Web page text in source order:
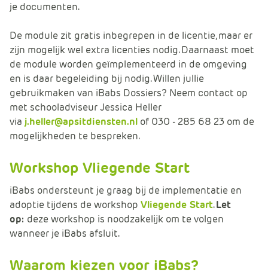
je documenten.
De module zit gratis inbegrepen in de licentie, maar er
zijn mogelijk wel extra licenties nodig. Daarnaast moet
de module worden geïmplementeerd in de omgeving
en is daar begeleiding bij nodig. Willen jullie
gebruikmaken van iBabs Dossiers? Neem contact op
met schooladviseur Jessica Heller
via j.heller@apsitdiensten.nl of 030 - 285 68 23 om de
mogelijkheden te bespreken.
Workshop Vliegende Start
iBabs ondersteunt je graag bij de implementatie en
adoptie tijdens de workshop Vliegende Start.Let
op: deze workshop is noodzakelijk om te volgen
wanneer je iBabs afsluit.
Waarom kiezen voor iBabs?